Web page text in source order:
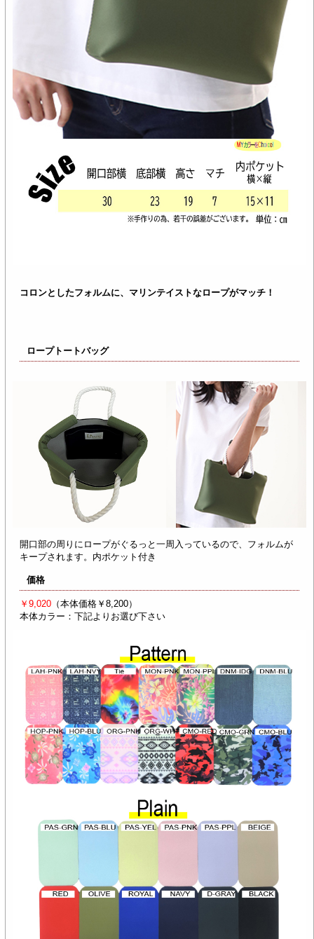
コロンとしたフォルムに、マリンテイストなロープがマッチ！
ロープトートバッグ
開口部の周りにロープがぐるっと一周入っているので、フォルムが
キープされます。内ポケット付き
価格
￥9,020 （本体価格￥8,200）
本体カラー：下記よりお選び下さい